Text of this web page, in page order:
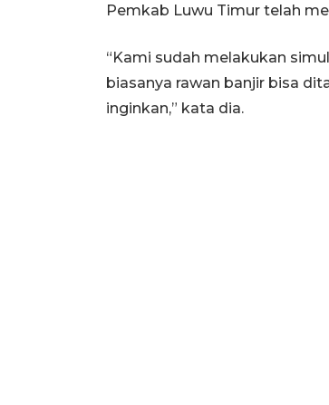
Pemkab Luwu Timur telah
“Kami sudah melakukan
biasanya rawan banjir bisa
inginkan,” kata dia.